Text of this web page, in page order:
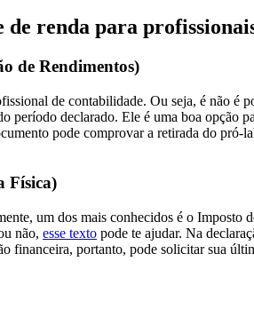
renda para
de Rendimentos)
de contabilidade. Ou seja, é não é
declarado. Ele é uma boa opção
pode comprovar a retirada do
Física)
um dos mais conhecidos é o
não, esse texto pode te ajudar. Na
financeira, portanto, pode solicitar sua